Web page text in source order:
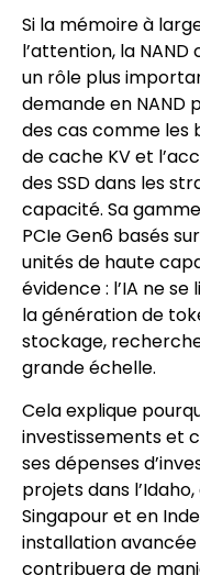
Si la mémoire à
l’attention, la
un rôle plus
demande en NAND
des cas comme les
de cache KV et
des SSD dans les
capacité. Sa
PCIe Gen6 basés
unités de haute
évidence : l’IA ne
la génération de
stockage,
grande échelle.
Cela explique
investissements et
ses dépenses
projets dans
Singapour et en
installation
contribuera de